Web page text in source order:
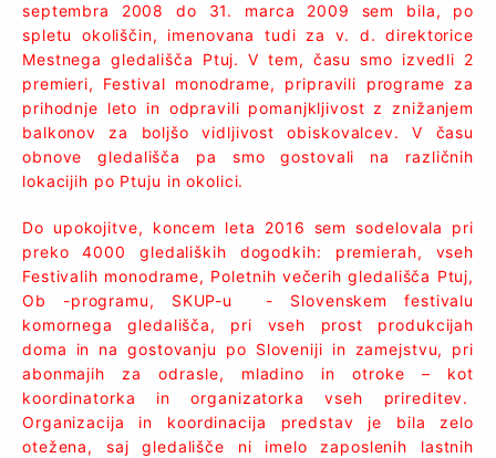
septembra 2008 do 31. marca 2009 sem bila, po
spletu okoliščin, imenovana tudi za v. d. direktorice
Mestnega gledališča Ptuj. V tem, času smo izvedli 2
premieri, Festival monodrame, pripravili programe za
prihodnje leto in odpravili pomanjkljivost z znižanjem
balkonov za boljšo vidljivost obiskovalcev. V času
obnove gledališča pa smo gostovali na različnih
lokacijih po Ptuju in okolici.
Do upokojitve, koncem leta 2016 sem sodelovala pri
preko 4000 gledaliških dogodkih: premierah, vseh
Festivalih monodrame, Poletnih večerih gledališča Ptuj,
Ob -programu, SKUP-u - Slovenskem festivalu
komornega gledališča, pri vseh prost produkcijah
doma in na gostovanju po Sloveniji in zamejstvu, pri
abonmajih za odrasle, mladino in otroke – kot
koordinatorka in organizatorka vseh prireditev.
Organizacija in koordinacija predstav je bila zelo
otežena, saj gledališče ni imelo zaposlenih lastnih